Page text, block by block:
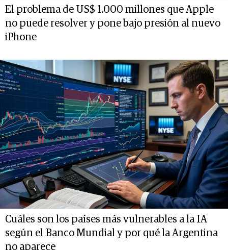
El problema de US$ 1.000 millones que Apple
no puede resolver y pone bajo presión al nuevo
iPhone
Cuáles son los países más vulnerables a la IA
según el Banco Mundial y por qué la Argentina
no aparece